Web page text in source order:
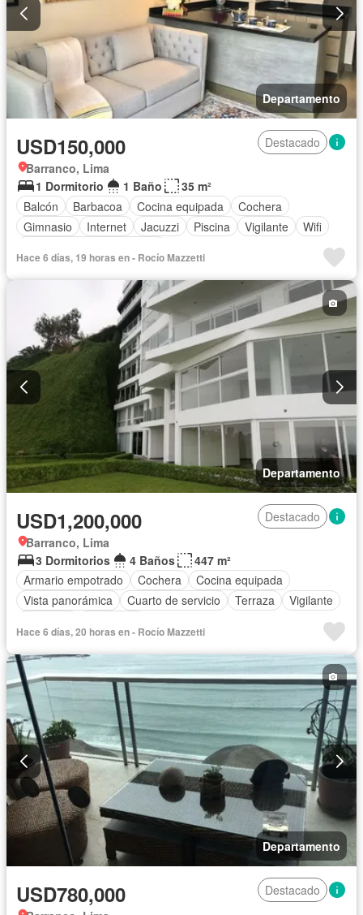
Departamento
USD150,000
Destacado
Barranco, Lima
1 Dormitorio
1 Baño
35 m²
Balcón
Barbacoa Cocina equipada
Cochera
Gimnasio
Internet Jacuzzi Piscina Vigilante
Wifi
Hace 6 días, 19 horas en - Rocío Mazzetti
Departamento
USD1,200,000
Destacado
Barranco, Lima
3 Dormitorios
4 Baños
447 m²
Armario empotrado
Cochera
Cocina equipada
Vista panorámica
Cuarto de servicio Terraza
Vigilante
Hace 6 días, 20 horas en - Rocío Mazzetti
Departamento
USD780,000
Destacado